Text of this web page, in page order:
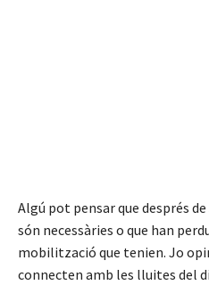
Algú pot pensar que després
són necessàries o que han
mobilització que tenien. Jo
connecten amb les lluites del